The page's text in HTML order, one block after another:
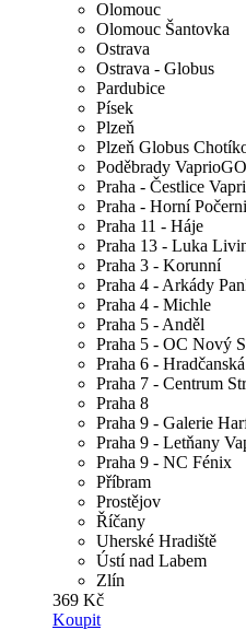
Olomouc
Olomouc Šantovka
Ostrava
Ostrava - Globus
Pardubice
Písek
Plzeň
Plzeň Globus
Poděbrady VaprioGO
Praha - Čestlice
Praha - Horní
Praha 11 - Háje
Praha 13 - Luka
Praha 3 - Korunní
Praha 4 - Arkády
Praha 4 - Michle
Praha 5 - Anděl
Praha 5 - OC Nový
Praha 6 - Hradčanská
Praha 7 - Centrum
Praha 8
Praha 9 - Galerie
Praha 9 - Letňany
Praha 9 - NC Fénix
Příbram
Prostějov
Říčany
Uherské Hradiště
Ústí nad Labem
Zlín
369 Kč
Koupit